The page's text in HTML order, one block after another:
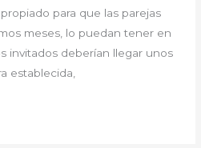
para que las parejas
meses, lo puedan tener en
invitados deberían llegar unos
establecida,